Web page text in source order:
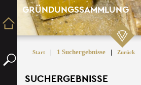
GRÜNDUNGSSAMMLUNG
Start | 1 Suchergebnisse | Zurück
SUCHERGEBNISSE